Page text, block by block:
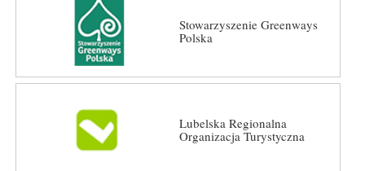
Stowarzyszenie Greenways
Polska
Lubelska Regionalna
Organizacja Turystyczna